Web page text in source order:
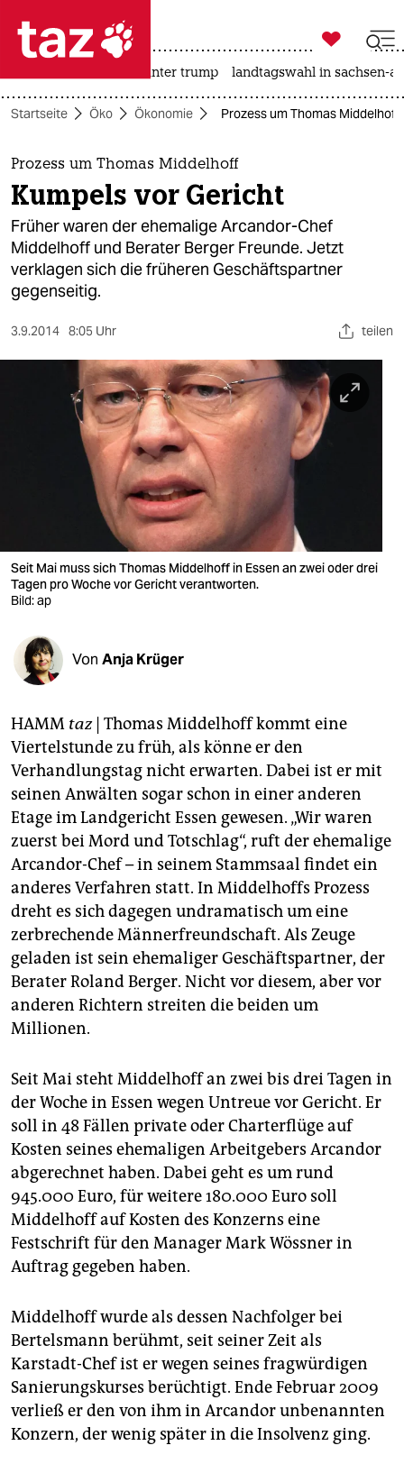
 taz zahl ich
taz zahl ich
themen
politik
öko
gesellschaft
kultur
sport
verlag
veranstaltungen
shop
fragen & hilfe
abo
genossenschaft
epaper login

taz zahl ich
usa unter trump landtagswahl in sachsen-
Startseite Öko Ökonomie Prozess um Thomas
Prozess um Thomas Middelhoff
Kumpels vor Gericht
Früher waren der ehemalige Arcandor-Chef
Middelhoff und Berater Berger Freunde. Jetzt
verklagen sich die früheren Geschäftspartner
gegenseitig.
3.9.2014 8:05 Uhr teilen
Seit Mai muss sich Thomas Middelhoff in Essen an zwei oder drei
Tagen pro Woche vor Gericht verantworten.
Bild: ap
Von Anja Krüger
HAMM taz | Thomas Middelhoff kommt eine
Viertelstunde zu früh, als könne er den
Verhandlungstag nicht erwarten. Dabei ist er mit
seinen Anwälten sogar schon in einer anderen
Etage im Landgericht Essen gewesen. „Wir waren
zuerst bei Mord und Totschlag“, ruft der ehemalige
Arcandor-Chef – in seinem Stammsaal findet ein
anderes Verfahren statt. In Middelhoffs Prozess
dreht es sich dagegen undramatisch um eine
zerbrechende Männerfreundschaft. Als Zeuge
geladen ist sein ehemaliger Geschäftspartner, der
Berater Roland Berger. Nicht vor diesem, aber vor
anderen Richtern streiten die beiden um
Millionen.
Seit Mai steht Middelhoff an zwei bis drei Tagen in
der Woche in Essen wegen Untreue vor Gericht. Er
soll in 48 Fällen private oder Charterflüge auf
Kosten seines ehemaligen Arbeitgebers Arcandor
abgerechnet haben. Dabei geht es um rund
945.000 Euro, für weitere 180.000 Euro soll
Middelhoff auf Kosten des Konzerns eine
Festschrift für den Manager Mark Wössner in
Auftrag gegeben haben.
Middelhoff wurde als dessen Nachfolger bei
Bertelsmann berühmt, seit seiner Zeit als
Karstadt-Chef ist er wegen seines fragwürdigen
Sanierungskurses berüchtigt. Ende Februar 2009
verließ er den von ihm in Arcandor unbenannten
Konzern, der wenig später in die Insolvenz ging.